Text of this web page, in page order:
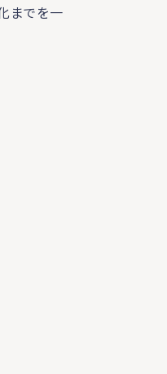
までを一